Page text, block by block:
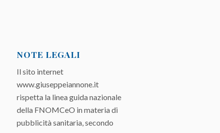
NOTE LEGALI
Il sito internet
www.giuseppeiannone.it
rispetta la linea guida nazionale
della FNOMCeO in materia di
pubblicità sanitaria, secondo